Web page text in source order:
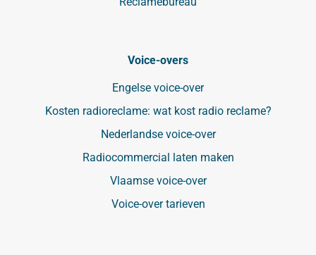
Voice-overs
Engelse voice-over
Kosten radioreclame: wat kost radio reclame?
Nederlandse voice-over
Radiocommercial laten maken
Vlaamse voice-over
Voice-over tarieven